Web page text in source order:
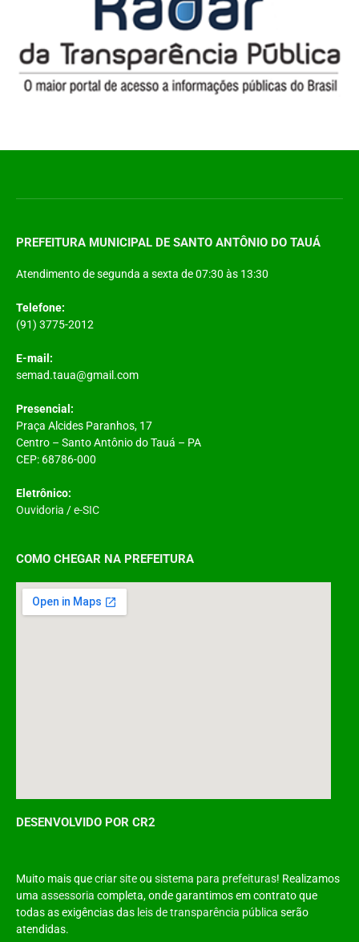
PREFEITURA MUNICIPAL DE SANTO ANTÔNIO DO TAUÁ
Atendimento de segunda a sexta de 07:30 às 13:30
Telefone:
(91) 3775-2012
E-mail:
semad.taua@gmail.com
Presencial:
Praça Alcides Paranhos, 17
Centro – Santo Antônio do Tauá – PA
CEP: 68786-000
Eletrônico:
Ouvidoria /e-SIC
COMO CHEGAR NA PREFEITURA
DESENVOLVIDO POR CR2
Muito mais quecriar siteou sistema para prefeituras! Realizamos
uma assessoria completa, onde garantimos em contrato que
todas as exigências das leis de transparência pública serão
atendidas.